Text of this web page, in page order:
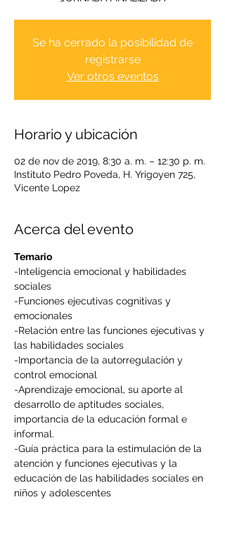
Se ha cerrado la posibilidad de
registrarse
Ver otros eventos
Horario y ubicación
02 de nov de 2019, 8:30 a. m. – 12:30 p. m.
Instituto Pedro Poveda, H. Yrigoyen 725,
Vicente Lopez
Acerca del evento
Temario
-Inteligencia emocional y habilidades
sociales
-Funciones ejecutivas cognitivas y
emocionales
-Relación entre las funciones ejecutivas y
las habilidades sociales
-Importancia de la autorregulación y
control emocional
-Aprendizaje emocional, su aporte al
desarrollo de aptitudes sociales,
importancia de la educación formal e
informal.
-Guía práctica para la estimulación de la
atención y funciones ejecutivas y la
educación de las habilidades sociales en
niños y adolescentes